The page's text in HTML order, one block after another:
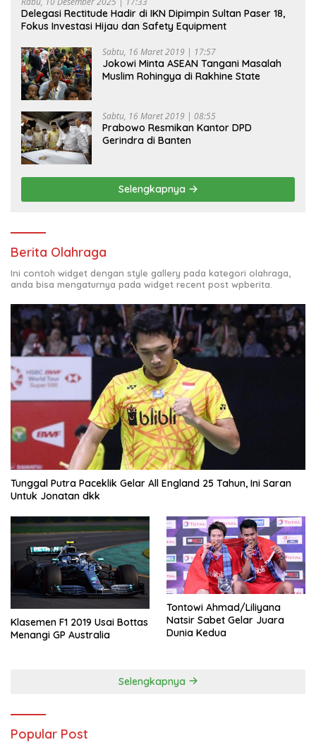
Delegasi Rectitude Hadir di IKN Dipimpin Sultan Paser 18,
Fokus Investasi Hijau dan Safety Equipment
Sabtu, 16 Maret 2019 | 17:57
Jokowi Minta ASEAN Tangani Masalah
Muslim Rohingya di Rakhine State
Sabtu, 16 Maret 2019 | 08:55
Prabowo Resmikan Kantor DPD
Gerindra di Banten
Selengkapnya
Berita Olahraga
Ini contoh widget dengan style gallery pada kategori olahraga,
anda bisa mengaturnya pada widget recent post wpberita.
Tunggal Putra Paceklik Gelar All England 25 Tahun, Ini Saran
Untuk Jonatan dkk
Klasemen F1 2019 Usai Bottas
Menangi GP Australia
Tontowi Ahmad/Liliyana
Natsir Sabet Gelar Juara
Dunia Kedua
Selengkapnya
Popular Post